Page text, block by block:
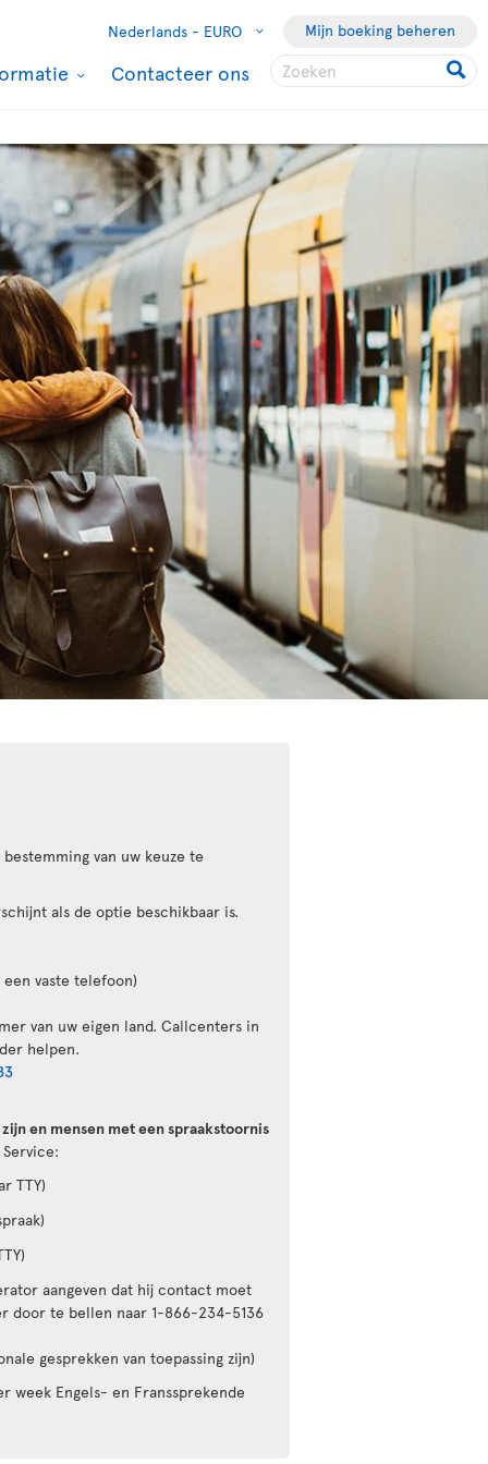
Nederlands - EURO Mijn boeking beheren
Contacteer ons
van uw keuze te
als de optie beschikbaar is.
een vaste telefoon)
van uw eigen land. Callcenters in
helpen.
en mensen met een spraakstoornis
TTY)
aangeven dat hij contact moet
door te bellen naar 1-866-234-5136
gesprekken van toepassing zijn)
week Engels- en Franssprekende